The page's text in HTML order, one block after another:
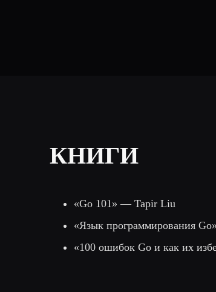
КНИГИ
«Go 101» — Tapir Liu
«Язык программирования
«100 ошибок Go и как их